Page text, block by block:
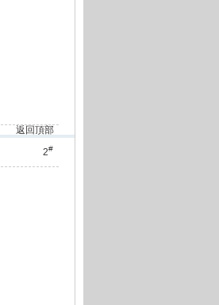
返回頂部
2#